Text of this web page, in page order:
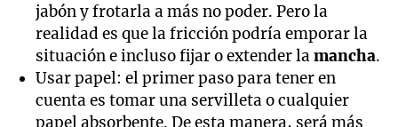
jabón y frotarla a más no poder. Pero la
realidad es que la fricción podría emporar la
situación e incluso fijar o extender lamancha.
Usar papel: el primer paso para tener en
cuenta es tomar una servilleta o cualquier
papel absorbente. De esta manera, será más